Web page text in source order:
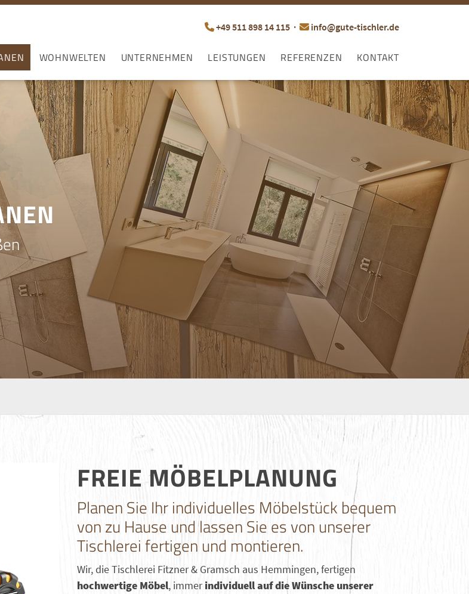
+49 511 898 14 115 · info@gute-tischler.de
WOHNWELTEN UNTERNEHMEN LEISTUNGEN REFERENZEN KONTAKT
FREIE MÖBELPLANUNG
Planen Sie Ihr individuelles Möbelstück bequem
von zu Hause und lassen Sie es von unserer
Tischlerei fertigen und montieren.
Wir, die Tischlerei Fitzner & Gramsch aus Hemmingen, fertigen
hochwertige Möbel, immerindividuell auf die Wünsche unserer